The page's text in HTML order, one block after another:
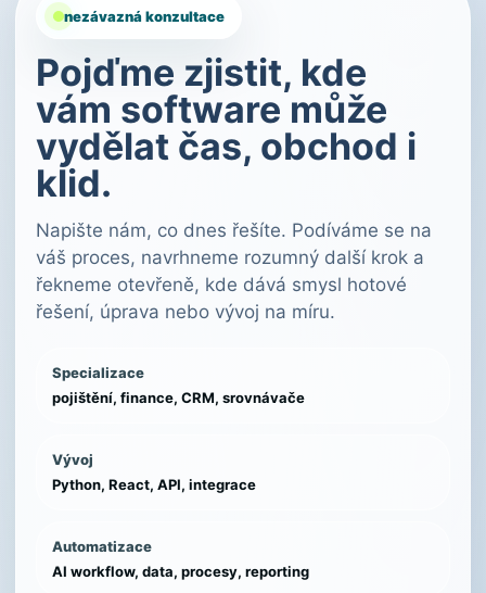
nezávazná konzultace
Pojďme zjistit, kde
vám software může
vydělat čas, obchod i
klid.
Napište nám, co dnes řešíte. Podíváme se na
váš proces, navrhneme rozumný další krok a
řekneme otevřeně, kde dává smysl hotové
řešení, úprava nebo vývoj na míru.
Specializace
pojištění, finance, CRM, srovnávače
Vývoj
Python, React, API, integrace
Automatizace
AI workflow, data, procesy, reporting